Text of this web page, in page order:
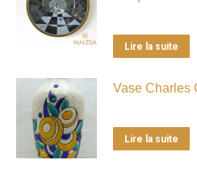
Lire la suite
Vase Charles
Lire la suite